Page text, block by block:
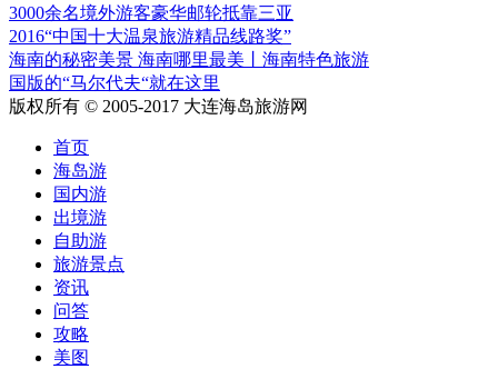
3000余名境外游客豪华邮轮抵靠三亚
2016“中国十大温泉旅游精品线路奖”
海南的秘密美景 海南哪里最美丨海南特色旅游
国版的“马尔代夫“就在这里
版权所有 © 2005-2017 大连海岛旅游网
首页
海岛游
国内游
出境游
自助游
旅游景点
资讯
问答
攻略
美图